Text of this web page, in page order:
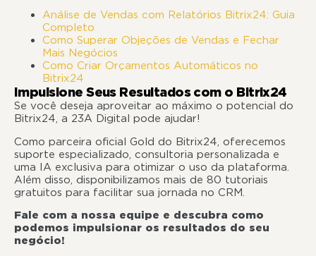
Análise de Vendas com Relatórios Bitrix24: Guia
Completo
Como Superar Objeções de Vendas e Fechar
Mais Negócios
Como Criar Orçamentos Automáticos no
Bitrix24
Impulsione Seus Resultados com o Bitrix24
Se você deseja aproveitar ao máximo o potencial do
Bitrix24, a 23A Digital pode ajudar!
Como parceira oficial Gold do Bitrix24, oferecemos
suporte especializado, consultoria personalizada e
uma IA exclusiva para otimizar o uso da plataforma.
Além disso, disponibilizamos mais de 80 tutoriais
gratuitos para facilitar sua jornada no CRM.
Fale com a nossa equipe e descubra como
podemos impulsionar os resultados do seu
negócio!